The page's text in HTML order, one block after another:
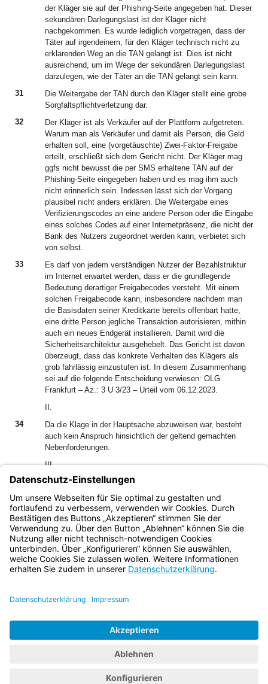
der Kläger sie auf der Phishing-Seite angegeben hat. Dieser
sekundären Darlegungslast ist der Kläger nicht
nachgekommen. Es wurde lediglich vorgetragen, dass der
Täter auf irgendeinem, für den Kläger technisch nicht zu
erklärenden Weg an die TAN gelangt ist. Dies ist nicht
ausreichend, um im Wege der sekundären Darlegungslast
darzulegen, wie der Täter an die TAN gelangt sein kann.
31
Die Weitergabe der TAN durch den Kläger stellt eine grobe
Sorgfaltspflichtverletzung dar.
32
Der Kläger ist als Verkäufer auf der Plattform aufgetreten.
Warum man als Verkäufer und damit als Person, die Geld
erhalten soll, eine (vorgetäuschte) Zwei-Faktor-Freigabe
erteilt, erschließt sich dem Gericht nicht. Der Kläger mag
ggfs nicht bewusst die per SMS erhaltene TAN auf der
Phishing-Seite eingegeben haben und es mag ihm auch
nicht erinnerlich sein. Indessen lässt sich der Vorgang
plausibel nicht anders erklären. Die Weitergabe eines
Verifizierungscodes an eine andere Person oder die Eingabe
eines solches Codes auf einer Internetpräsenz, die nicht der
Bank des Nutzers zugeordnet werden kann, verbietet sich
von selbst.
33
Es darf von jedem verständigen Nutzer der Bezahlstruktur
im Internet erwartet werden, dass er die grundlegende
Bedeutung derartiger Freigabecodes versteht. Mit einem
solchen Freigabecode kann, insbesondere nachdem man
die Basisdaten seiner Kreditkarte bereits offenbart hatte,
eine dritte Person jegliche Transaktion autorisieren, mithin
auch ein neues Endgerät installieren. Damit wird die
Sicherheitsarchitektur ausgehebelt. Das Gericht ist davon
überzeugt, dass das konkrete Verhalten des Klägers als
grob fahrlässig einzustufen ist. In diesem Zusammenhang
sei auf die folgende Entscheidung verwiesen: OLG
Frankfurt – Az.: 3 U 3/23 – Urteil vom 06.12.2023.
II.
34
Da die Klage in der Hauptsache abzuweisen war, besteht
auch kein Anspruch hinsichtlich der geltend gemachten
Nebenforderungen.
III.
35
Die Kostenentscheidung beruht auf § 91 Abs. 1 ZPO.
36
Die Entscheidung hinsichtlich der vorläufigen
Vollstreckbarkeit ergibt sich aus §§ 708 Nr. 11, 711 ZPO.
Bayern.de
BayernPortal
Impressum